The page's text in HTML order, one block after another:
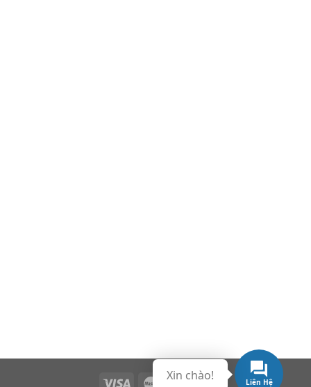
Liên Hệ
Xin chào!